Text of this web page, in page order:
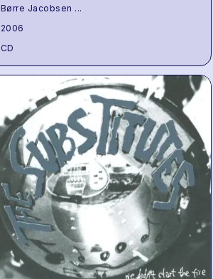
Børre Jacobsen ...
2006
CD